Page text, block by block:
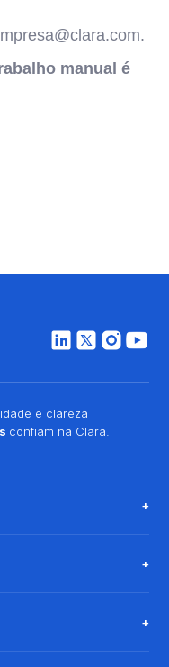
manual é
e clareza
confiam na Clara.